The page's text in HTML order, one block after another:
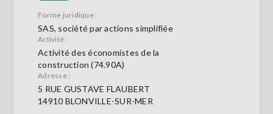
Forme juridique :
SAS, société par actions simplifiée
Activité :
Activité des économistes de la
construction (74.90A)
Adresse :
5 RUE GUSTAVE FLAUBERT
14910 BLONVILLE-SUR-MER